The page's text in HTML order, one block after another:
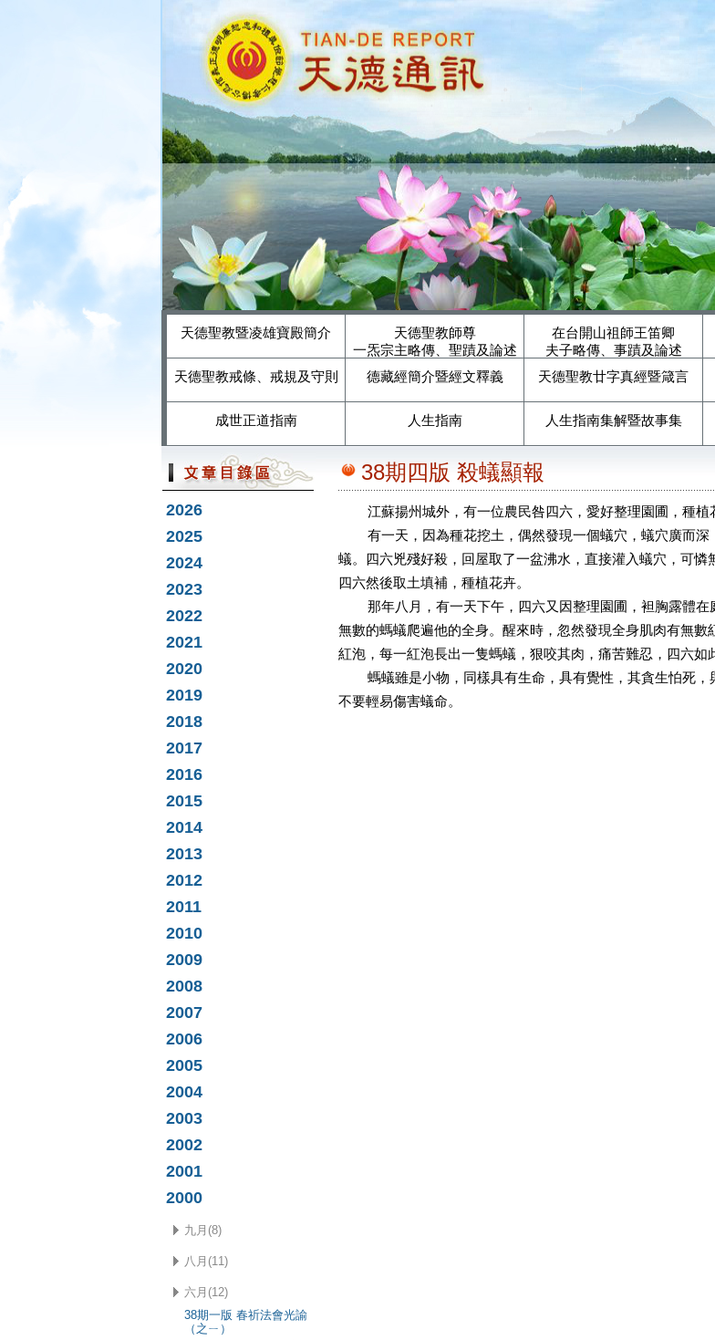
天德聖教暨凌雄寶殿簡介
天德聖教師尊
一炁宗主略傳、聖蹟及論述
在台開山祖師王笛卿
夫子略傳、事蹟及論述
天德聖教戒條、戒規及守則 德藏經簡介暨經文釋義 天德聖教廿字真經暨箴言
成世正道指南 人生指南 人生指南集解暨故事集
2026
2025
2024
2023
2022
2021
2020
2019
2018
2017
2016
2015
2014
2013
2012
2011
2010
2009
2008
2007
2006
2005
2004
2003
2002
2001
2000
九月(8)
八月(11)
六月(12)
38期一版 春祈法會光諭
（之ㄧ）
38期四版 殺蟻顯報
江蘇揚州城外，有一位農民咎四六，愛好整理園圃，種植
有一天，因為種花挖土，偶然發現一個蟻穴，蟻穴廣而深
蟻。四六兇殘好殺，回屋取了一盆沸水，直接灌入蟻穴，可憐
四六然後取土填補，種植花卉。
那年八月，有一天下午，四六又因整理園圃，袒胸露體在
無數的螞蟻爬遍他的全身。醒來時，忽然發現全身肌肉有無數
紅泡，每一紅泡長出一隻螞蟻，狠咬其肉，痛苦難忍，四六如
螞蟻雖是小物，同樣具有生命，具有覺性，其貪生怕死，
不要輕易傷害蟻命。